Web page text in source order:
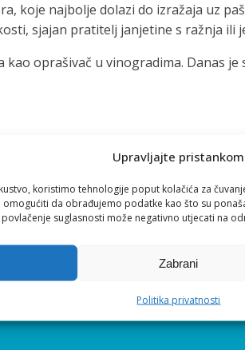
Upravljajte pristankom
koristimo tehnologije poput kolačića za
da obrađujemo podatke kao što su
suglasnosti može negativno utjecati na
Zabrani
Politika privatnosti
koje najbolje dolazi do izražaja uz
sjajan pratitelj janjetine s ražnja ili
oprašivač u vinogradima. Danas
na popis obaveznih postaja. Doživjet
zalažemo i što nudimo?
newslettera*
newsletter,
adrese
Slažem se s